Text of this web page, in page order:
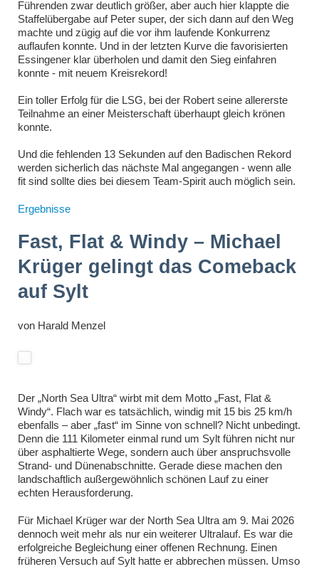
Führenden zwar deutlich größer, aber auch hier klappte die
Staffelübergabe auf Peter super, der sich dann auf den Weg
machte und zügig auf die vor ihm laufende Konkurrenz
auflaufen konnte. Und in der letzten Kurve die favorisierten
Essingener klar überholen und damit den Sieg einfahren
konnte - mit neuem Kreisrekord!
Ein toller Erfolg für die LSG, bei der Robert seine allererste
Teilnahme an einer Meisterschaft überhaupt gleich krönen
konnte.
Und die fehlenden 13 Sekunden auf den Badischen Rekord
werden sicherlich das nächste Mal angegangen - wenn alle
fit sind sollte dies bei diesem Team-Spirit auch möglich sein.
Ergebnisse
Fast, Flat & Windy – Michael
Krüger gelingt das Comeback
auf Sylt
von Harald Menzel
Der „North Sea Ultra“ wirbt mit dem Motto „Fast, Flat &
Windy“. Flach war es tatsächlich, windig mit 15 bis 25 km/h
ebenfalls – aber „fast“ im Sinne von schnell? Nicht unbedingt.
Denn die 111 Kilometer einmal rund um Sylt führen nicht nur
über asphaltierte Wege, sondern auch über anspruchsvolle
Strand- und Dünenabschnitte. Gerade diese machen den
landschaftlich außergewöhnlich schönen Lauf zu einer
echten Herausforderung.
Für Michael Krüger war der North Sea Ultra am 9. Mai 2026
dennoch weit mehr als nur ein weiterer Ultralauf. Es war die
erfolgreiche Begleichung einer offenen Rechnung. Einen
früheren Versuch auf Sylt hatte er abbrechen müssen. Umso